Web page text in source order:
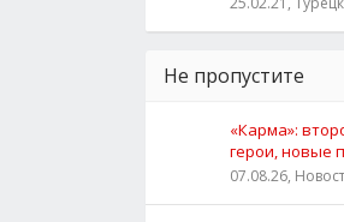
Не пропустите
«Карма»:
герои, новые
07.08.26,